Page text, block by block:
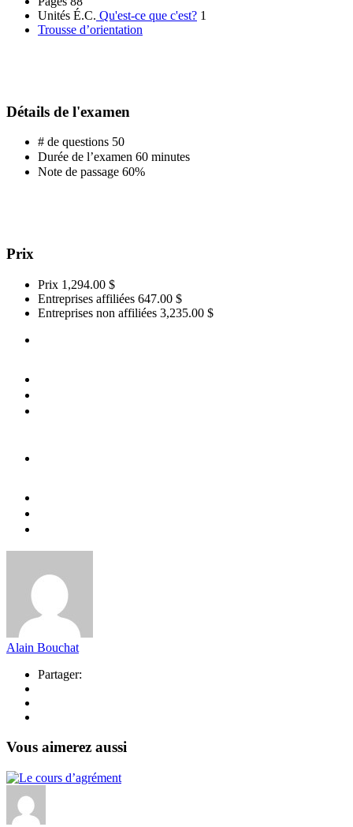
Unités É.C. Qu'est-ce que c'est? 1
Trousse d’orientation
Détails de l'examen
# de questions 50
Durée de l’examen 60 minutes
Note de passage 60%
Prix
Prix 1,294.00 $
Entreprises affiliées 647.00 $
Entreprises non affiliées 3,235.00 $
Alain Bouchat
Partager:
Vous aimerez aussi